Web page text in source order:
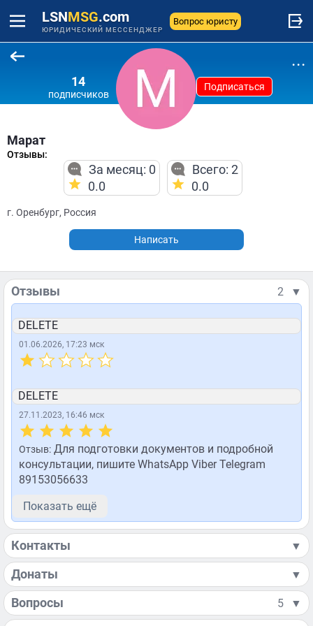
LSNMSG.com
ЮРИДИЧЕСКИЙ МЕССЕНДЖЕР
Вопрос юристу
14
подписчиков
Подписаться
...
Марат
Отзывы:
За месяц: 0
0.0
Всего: 2
0.0
г. Оренбург, Россия
Написать
Отзывы 2 ▼
DELETE
01.06.2026, 17:23 мск
DELETE
27.11.2023, 16:46 мск
Отзыв: Для подготовки документов и подробной
консультации, пишите WhatsApp Viber Telegram
89153056633
Показать ещё
Контакты ▼
Донаты ▼
Вопросы 5 ▼